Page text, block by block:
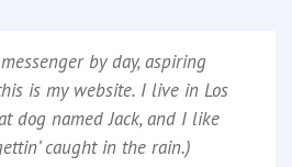
by day, aspiring
is my website. I live in Los
dog named Jack, and I like
caught in the rain.)